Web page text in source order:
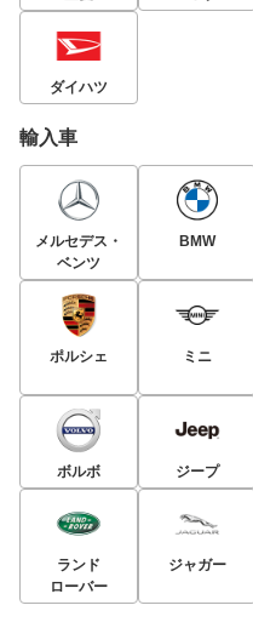
ダイハツ
輸入車
メルセデス・
ベンツ
BMW
ポルシェ ミニ
ボルボ ジープ
ランド
ローバー
ジャガー